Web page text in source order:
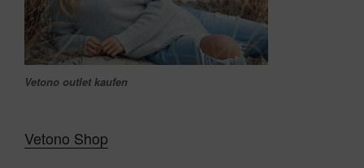
Vetono outlet kaufen
Vetono Shop